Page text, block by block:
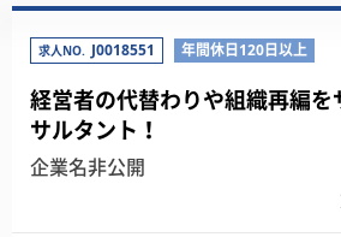
求人NO. J0018551 年間休日120日以上
経営者の代替わりや組織再編を
サルタント！
企業名非公開